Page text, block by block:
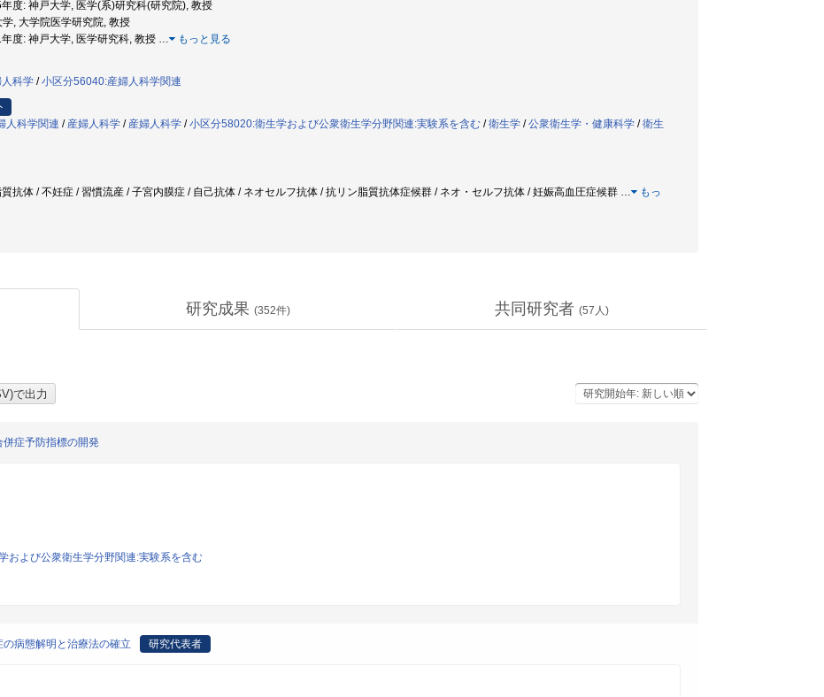
度: 神戸大学, 医学(系)研究科(研究院), 教授
, 大学院医学研究院, 教授
度: 神戸大学, 医学研究科, 教授 … もっと見る
人科学 /小区分56040:産婦人科学関連
人科学関連 / 産婦人科学 / 産婦人科学 /小区分58020:衛生学および公衆衛生学分野関連:実験系を含む /衛生学 /公衆衛生学・健康科学 /衛生
抗体 / 不妊症 / 習慣流産 / 子宮内膜症 / 自己抗体 / ネオセルフ抗体 / 抗リン脂質抗体症候群 / ネオ・セルフ抗体 / 妊娠高血圧症候群 …
もっ
研究成果 (352件) 共同研究者 (57 人)
症予防指標の開発
および公衆衛生学分野関連:実験系を含む
病態解明と治療法の確立 研究代表者